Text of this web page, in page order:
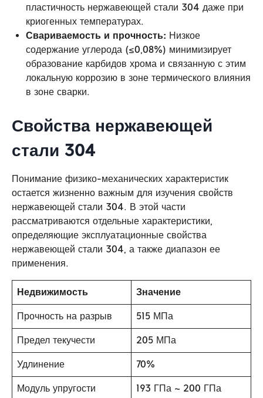
пластичность нержавеющей стали 304 даже при
криогенных температурах.
Свариваемость и прочность: Низкое
содержание углерода (≤0,08%) минимизирует
образование карбидов хрома и связанную с этим
локальную коррозию в зоне термического влияния
в зоне сварки.
Свойства нержавеющей
стали 304
Понимание физико-механических характеристик
остается жизненно важным для изучения свойств
нержавеющей стали 304. В этой части
рассматриваются отдельные характеристики,
определяющие эксплуатационные свойства
нержавеющей стали 304, а также диапазон ее
применения.
Недвижимость Значение
Прочность на разрыв 515 МПа
Предел текучести 205 МПа
Удлинение 70%
Модуль упругости 193 ГПа ~ 200 ГПа